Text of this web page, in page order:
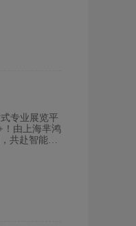
往届参展企
、蒸化
活性墨水、
粘合剂、硅
色制版系
柯桥”跃升
390万平方
机及印花工
质的合作机
专业展览平
！由上海芈鸿
共赴智能纺
向“新制